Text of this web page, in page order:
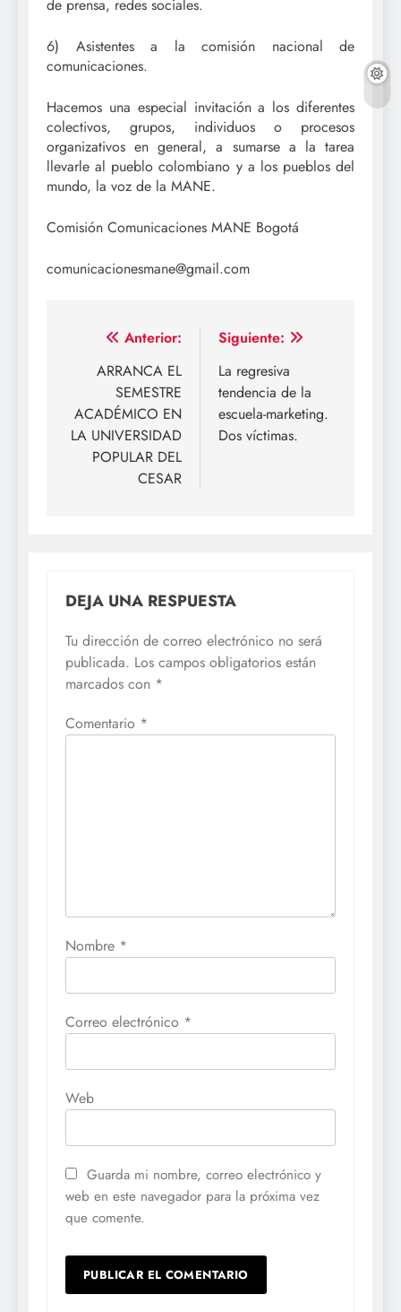
de prensa, redes sociales.
6) Asistentes a la comisión nacional de
comunicaciones.
Hacemos una especial invitación a los diferentes
colectivos, grupos, individuos o procesos
organizativos en general, a sumarse a la tarea
llevarle al pueblo colombiano y a los pueblos del
mundo, la voz de la MANE.
Comisión Comunicaciones MANE Bogotá
comunicacionesmane@gmail.com
Navegación
entradas
Anterior:
ARRANCA EL
SEMESTRE
ACADÉMICO EN
LA UNIVERSIDAD
POPULAR DEL
CESAR
Siguiente:
La regresiva
tendencia de la
escuela-marketing.
Dos víctimas.
DEJA UNA RESPUESTA
Tu dirección de correo electrónico no será
publicada. Los campos obligatorios están
marcados con *
Comentario *
Nombre *
Correo electrónico *
Web
Guarda mi nombre, correo electrónico y
web en este navegador para la próxima vez
que comente.